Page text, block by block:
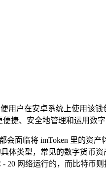
用户在安卓系统上使用该
捷、安全地管理和运用数字
面临将 imToken 里的资产
体类型，常见的数字货币资
20 网络运行的，而比特币